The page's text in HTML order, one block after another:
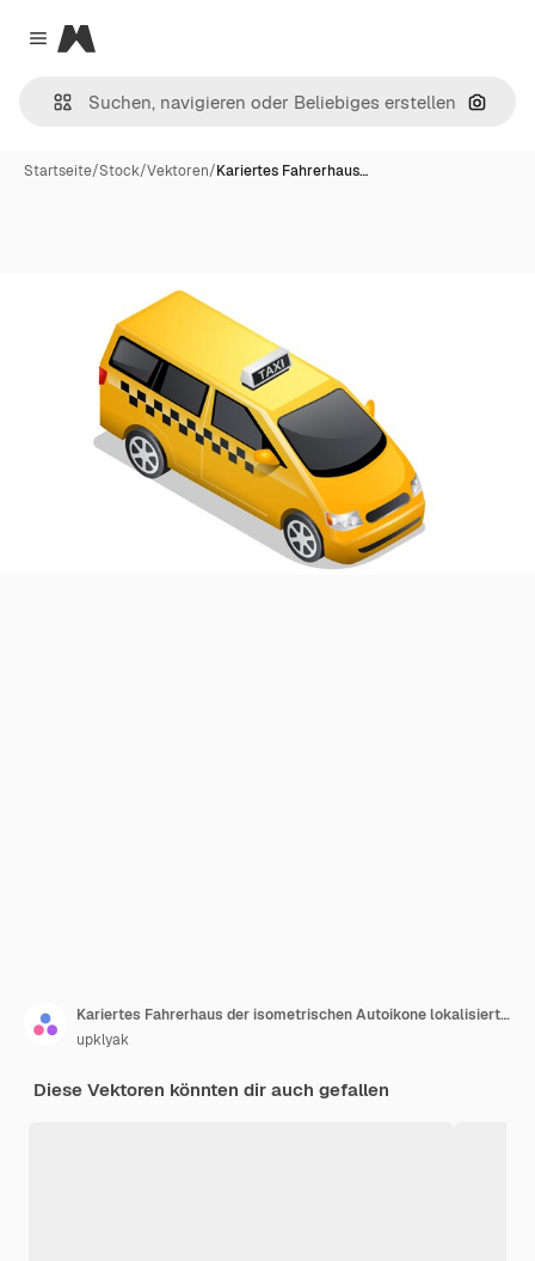
Close menu
Magnific
Nach
Startseite/Stock/Vektoren/Kariertes Fahrerhaus…
Kariertes Fahrerhaus der isometrischen Autoikone lokalisiert auf Weiß
upklyak
Diese Vektoren könnten dir auch gefallen